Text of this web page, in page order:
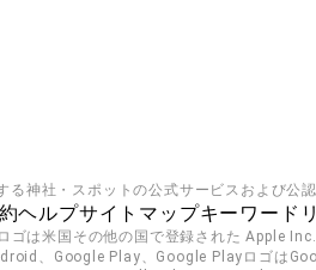
る神社・スポットの公式サービスおよび公
ヘルプサイトマップキーワード
ゴは米国その他の国で登録された Apple
、Google Play、Google Playロゴは